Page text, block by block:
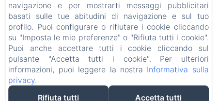
Labirinto nel mais
Contatti
Regolamento struttura
navigazione e per mostrarti messaggi pubblicitari
basati sulle tue abitudini di navigazione e sul tuo
profilo. Puoi configurare o rifiutare i cookie cliccando
su "Imposta le mie preferenze" o "Rifiuta tutti i cookie".
Puoi anche accettare tutti i cookie cliccando sul
pulsante "Accetta tutti i cookie". Per ulteriori
informazioni, puoi leggere la nostra Informativa sulla
privacy.
Rifiuta tutti
Accetta tutti